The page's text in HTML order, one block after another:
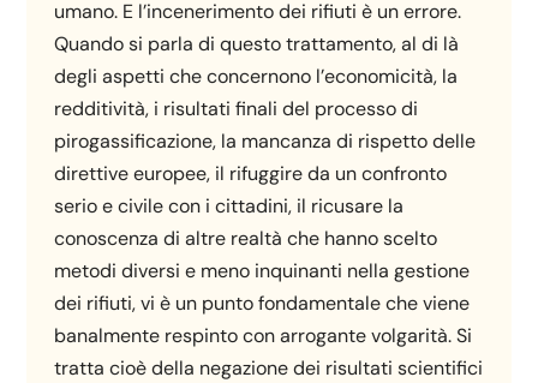
umano. E l’incenerimento dei rifiuti è un errore.
Quando si parla di questo trattamento, al di là
degli aspetti che concernono l’economicità, la
redditività, i risultati finali del processo di
pirogassificazione, la mancanza di rispetto delle
direttive europee, il rifuggire da un confronto
serio e civile con i cittadini, il ricusare la
conoscenza di altre realtà che hanno scelto
metodi diversi e meno inquinanti nella gestione
dei rifiuti, vi è un punto fondamentale che viene
banalmente respinto con arrogante volgarità. Si
tratta cioè della negazione dei risultati scientifici